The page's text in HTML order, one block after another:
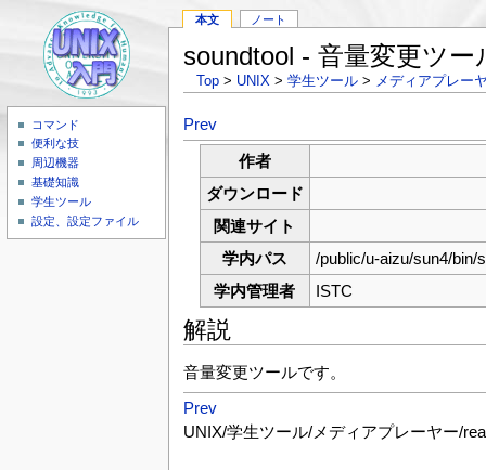
コマンド
便利な技
周辺機器
基礎知識
学生ツール
設定、設定ファイル
本文 ノート
soundtool - 音量変更ツー
Top > UNIX >学生ツール > メディアプレー
Prev
作者
ダウンロード
関連サイト
学内パス
/public/u-aizu/sun4/bin/
学内管理者
ISTC
解説
音量変更ツールです。
Prev
UNIX/学生ツール/メディアプレーヤー/